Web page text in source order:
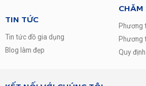
Thiết kế hiện đại, dễ sử dụng
Máy giặt LG Inverter 11 kg
trên cùng màn hình hiển thị hiện đại,
TIN TỨC
Tin tức đồ gia dụng
Blog làm đẹp
CHĂM
Phương
Phương
Quy